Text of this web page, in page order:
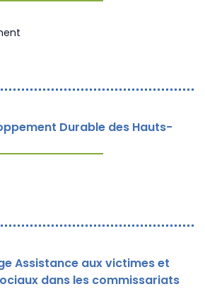
Durable des Hauts-
Assistance aux victimes et
dans les commissariats